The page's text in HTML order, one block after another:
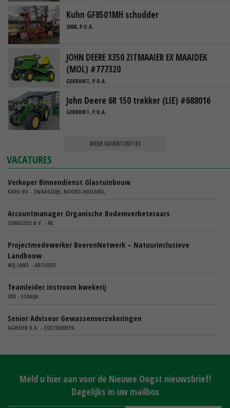
Kuhn GF8501MH schudder
2008, P.O.A.
JOHN DEERE X350 ZITMAAIER EX MAAIDEK
(MOL) #777320
GEBRUIKT, P.O.A.
John Deere 6R 150 trekker (LIE) #688016
GEBRUIKT, P.O.A.
MEER ADVERTENTIES
VACATURES
Verkoper Binnendienst Glastuinbouw
KARO BV - ZWAAGDIJK, NOORD-HOLLAND,
Accountmanager Organische Bodemverbeteraars
COMGOED B.V. - NL
Projectmedewerker BoerenNetwerk – Natuurinclusieve
Landbouw
WIJ.LAND - ABCOUDE
Teamleider instroom kwekerij
IBN - SCHAIJK
Senior Adviseur Gewassenverzekeringen
AGRIVER U.A. - ZOETERMEER
Meld u hier aan voor de Nieuwe Oogst nieuwsbrief!
Dagelijks in uw mailbox